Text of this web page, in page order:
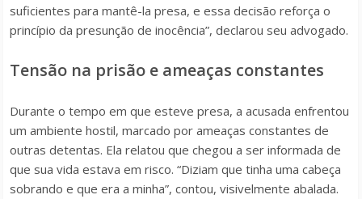
suficientes para mantê-la presa, e essa decisão reforça o
princípio da presunção de inocência”, declarou seu advogado.
Tensão na prisão e ameaças constantes
Durante o tempo em que esteve presa, a acusada enfrentou
um ambiente hostil, marcado por ameaças constantes de
outras detentas. Ela relatou que chegou a ser informada de
que sua vida estava em risco. “Diziam que tinha uma cabeça
sobrando e que era a minha”, contou, visivelmente abalada.